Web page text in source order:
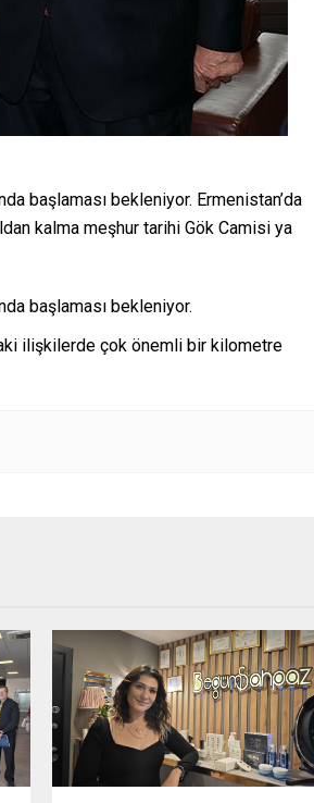
başlaması bekleniyor. Ermenistan’da
kalma meşhur tarihi Gök Camisi ya
başlaması bekleniyor.
ilişkilerde çok önemli bir kilometre